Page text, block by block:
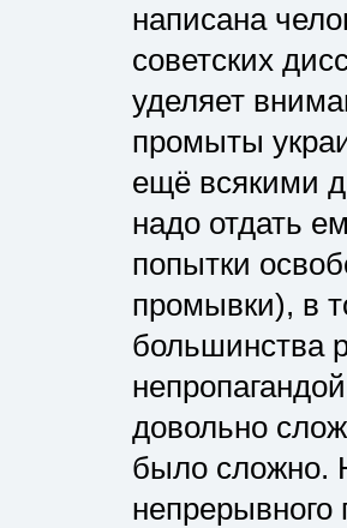
написана
советских
уделяет
промыты
ещё всякими
надо отдать
попытки
промывки), в
большинства
довольно
было сложно.